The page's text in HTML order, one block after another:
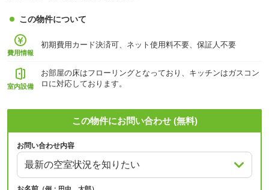
この物件について
費用情報
初期費用カード決済可、ネット使用料不要、保証人不要
室内設備
お部屋の床はフローリングとなっており、キッチンはガスコン
ロに対応しております。
この物件にお問い合わせ (無料)
お問い合わせ内容